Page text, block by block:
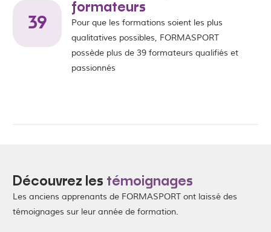
39
formateurs
Pour que les formations soient les plus
qualitatives possibles, FORMASPORT
possède plus de 39 formateurs qualifiés et
passionnés
Découvrez les témoignages
Les anciens apprenants de FORMASPORT ont laissé des
témoignages sur leur année de formation.